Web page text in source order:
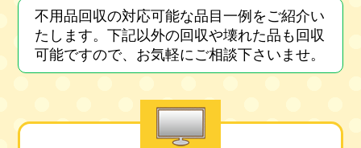
不用品回収の対応可能な品目一例をご紹介い
たします。下記以外の回収や壊れた品も回収
可能ですので、お気軽にご相談下さいませ。